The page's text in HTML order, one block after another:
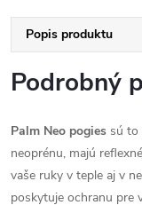
Popis produktu
Podrobný
Palm Neo pogies sú to
neoprénu, majú
vaše ruky v teple aj v
poskytuje ochranu pre